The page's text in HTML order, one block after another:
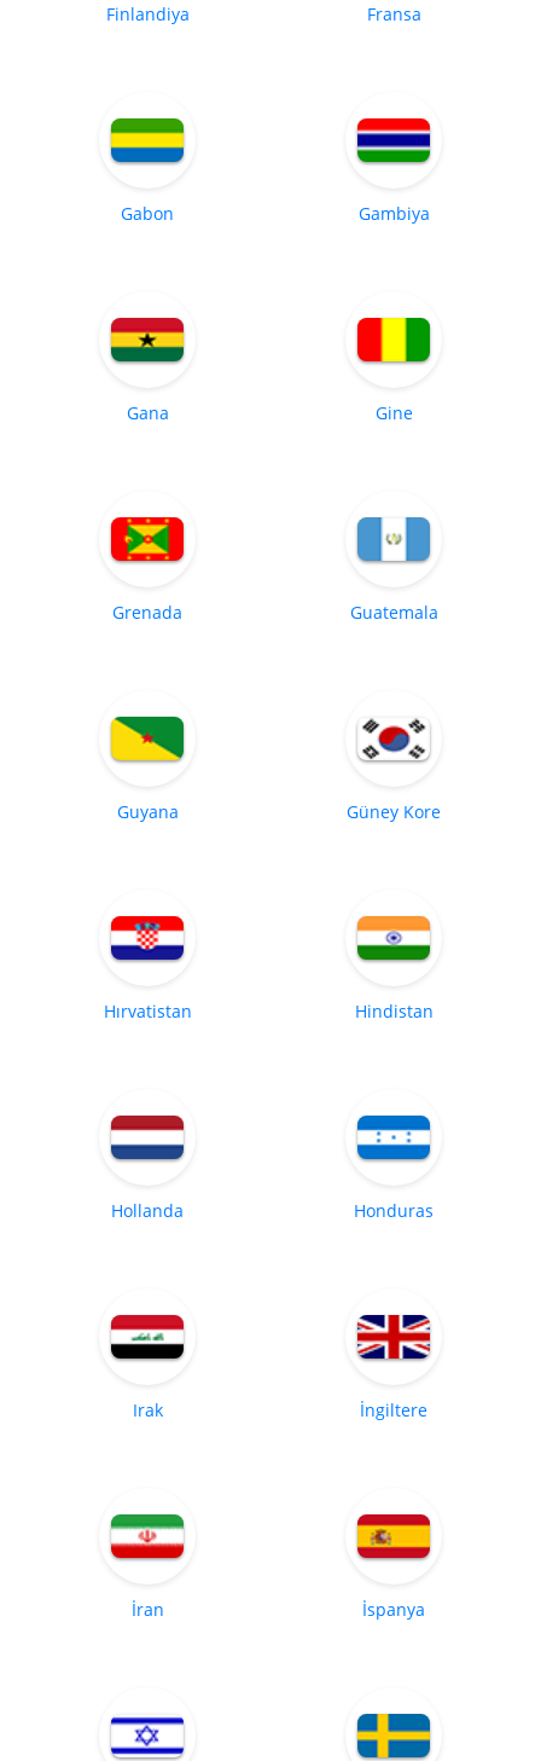
Finlandiya Fransa
Gabon Gambiya
Gana Gine
Grenada Guatemala
Guyana Güney Kore
Hırvatistan Hindistan
Hollanda Honduras
Irak İngiltere
İran İspanya